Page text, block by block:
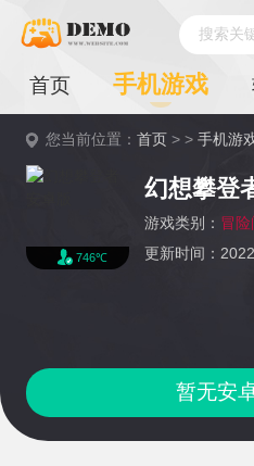
搜索关
首页 手机游戏
您当前位置：首页 > >手机游
746℃
幻想攀登
游戏类别： 冒险
更新时间：
暂无安